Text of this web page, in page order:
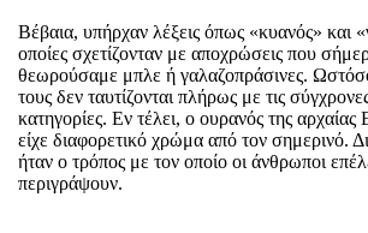
Βέβαια, υπήρχαν λέξεις όπως «κυανός» και
οποίες σχετίζονταν με αποχρώσεις που
θεωρούσαμε μπλε ή γαλαζοπράσινες.
τους δεν ταυτίζονται πλήρως με τις
κατηγορίες. Εν τέλει, ο ουρανός της αρχαίας
είχε διαφορετικό χρώμα από τον σημερινό.
ήταν ο τρόπος με τον οποίο οι άνθρωποι
περιγράψουν.